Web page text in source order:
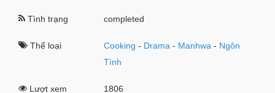
Tình trạng completed
Thể loại Cooking - Drama - Manhwa - Ngôn
Tình
Lượt xem 1806